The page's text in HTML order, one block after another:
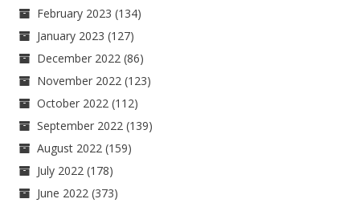
February 2023 (134)
January 2023 (127)
December 2022 (86)
November 2022 (123)
October 2022 (112)
September 2022 (139)
August 2022 (159)
July 2022 (178)
June 2022 (373)